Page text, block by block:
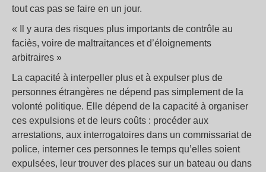
tout cas pas se faire en un jour.
« Il y aura des risques plus importants de contrôle au
faciès, voire de maltraitances et d’éloignements
arbitraires »
La capacité à interpeller plus et à expulser plus de
personnes étrangères ne dépend pas simplement de la
volonté politique. Elle dépend de la capacité à organiser
ces expulsions et de leurs coûts : procéder aux
arrestations, aux interrogatoires dans un commissariat de
police, interner ces personnes le temps qu’elles soient
expulsées, leur trouver des places sur un bateau ou dans